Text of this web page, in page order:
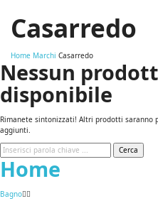
Casarredo
Home Marchi Casarredo
Nessun
disponibile
Rimanete sintonizzati! Altri prodotti saranno
aggiunti.
Cerca
Home
Bagno